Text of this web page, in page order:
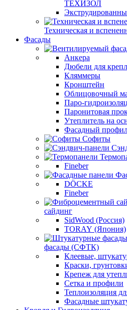
ТЕХИЗОЛ
Техническая и
Фасады
Анкера
Дюбели для
Кляммеры
Кронштейн
Облицовочный
Паро-
Паронитовая
Утеплитель на
Фасадный
Софиты
Fineber
DÖCKE
Fineber
сайдинг
SidWood (Россия)
TORAY (Япония)
фасады (СФТК)
Клеевые,
Краски,
Крепеж для
Сетка и профили
Теплоизоляция
Фасадные